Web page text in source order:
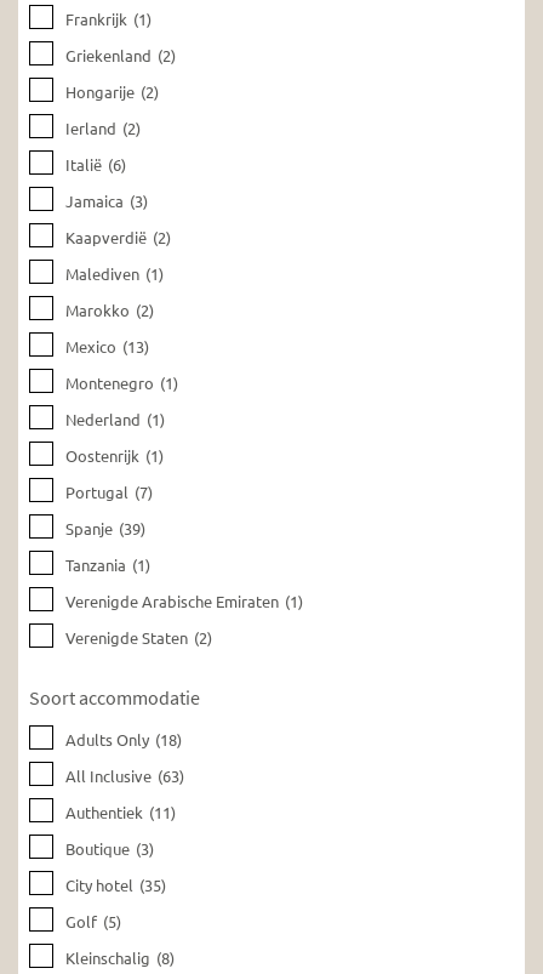
Frankrijk (1)
Griekenland (2)
Hongarije (2)
Ierland (2)
Italië (6)
Jamaica (3)
Kaapverdië (2)
Malediven (1)
Marokko (2)
Mexico (13)
Montenegro (1)
Nederland (1)
Oostenrijk (1)
Portugal (7)
Spanje (39)
Tanzania (1)
Verenigde Arabische Emiraten (1)
Verenigde Staten (2)
Soort accommodatie
Adults Only (18)
All Inclusive (63)
Authentiek (11)
Boutique (3)
City hotel (35)
Golf (5)
Kleinschalig (8)